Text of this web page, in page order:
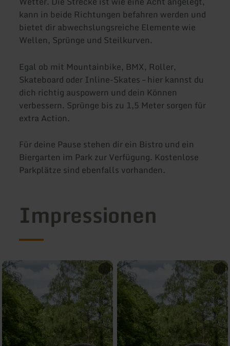
kann in beide Richtungen befahren werden und
bietet dir abwechslungsreiche Elemente wie
Wellen, Sprünge und Steilkurven.
Egal ob mit Mountainbike, BMX, Roller,
Skateboard oder Inline-Skates – hier kannst du
dich richtig auspowern und dein Können
verbessern. Sprünge bis zu 1,5 Meter sorgen für
extra Action.
Für deine Pause stehen dir ein Bistro und ein
Biergarten im Park zur Verfügung. Kostenlose
Parkplätze sind ebenfalls vorhanden.
Impressionen